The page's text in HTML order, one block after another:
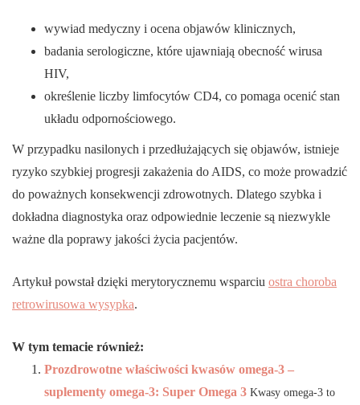
wywiad medyczny i ocena objawów klinicznych,
badania serologiczne, które ujawniają obecność wirusa
HIV,
określenie liczby limfocytów CD4, co pomaga ocenić stan
układu odpornościowego.
W przypadku nasilonych i przedłużających się objawów, istnieje
ryzyko szybkiej progresji zakażenia do AIDS, co może prowadzić
do poważnych konsekwencji zdrowotnych. Dlatego szybka i
dokładna diagnostyka oraz odpowiednie leczenie są niezwykle
ważne dla poprawy jakości życia pacjentów.
Artykuł powstał dzięki merytorycznemu wsparciu ostra choroba
retrowirusowa wysypka.
W tym temacie również:
Prozdrowotne właściwości kwasów omega-3 –
suplementy omega-3: Super Omega 3 Kwasy omega-3 to